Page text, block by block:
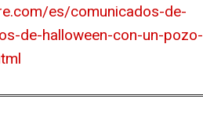
es/comunicados-de-
de-halloween-con-un-pozo-